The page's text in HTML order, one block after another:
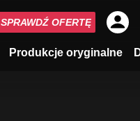
Produkcje oryginalne
SPRAWDŹ OFERTĘ